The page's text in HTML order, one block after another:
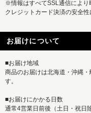
※情報はすべてSSL通信により
クレジットカード決済の安全
お届けについて
■お届け地域
商品のお届けは北海道・沖縄
す。
■お届けにかかる日数
通常4営業日前後（土日・祝日